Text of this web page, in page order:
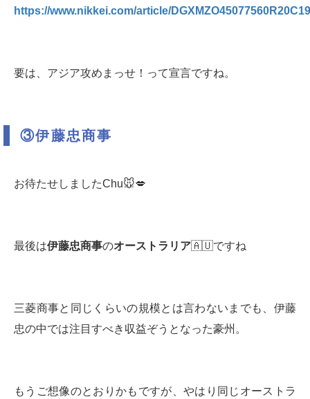
https://www.nikkei.com/article/
要は、アジア攻めまっせ！って宣言ですね。
③伊藤忠商事
お待たせしましたChu🐭💋
最後は伊藤忠商事のオーストラリア🇦🇺ですね
三菱商事と同じくらいの規模とは言わないまでも、伊藤
忠の中では注目すべき収益ぞうとなった豪州。
もうご想像のとおりかもですが、やはり同じオーストラ